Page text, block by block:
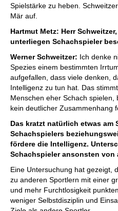
Spielstärke zu heben.
Mär auf.
Hartmut Metz: Herr
unterliegen Schachspieler
Werner Schweitzer: Ich denke
Spezies einem bestimmten
aufgefallen, dass viele denken,
Intelligenz zu tun hat. Das
Menschen eher Schach
kein deutlicher Zusammenhang
Das kratzt natürlich etwas am
Schachspielers
fördere die Intelligenz.
Schachspieler ansonsten von
Eine Untersuchung hat gezeigt,
zu anderen Sportlern mit einer
und mehr Furchtlosigkeit
weniger Selbstdisziplin und